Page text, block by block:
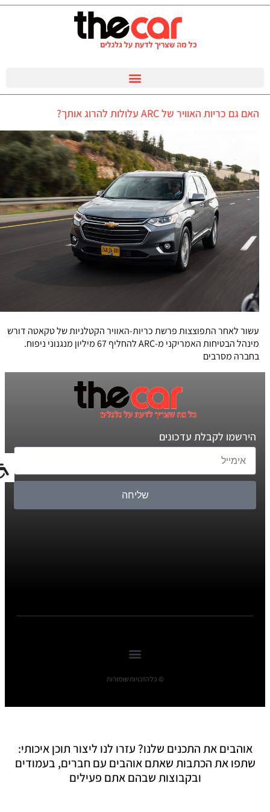
האם גם כריות האוויר של ARC עלולות להרוג אותך?
עשור לאחר התפוצצות פרשת כריות-האוויר הקטלניות של טקאטה דורש
מינהל הבטיחות האמריקני מ-ARC להחליף 67 מיליון מנגנוני ניפוח.
בחברה מסרבים
הירשמו לקבלת עדכונים
שליחה
© כל הזכויות שומורות
אוהבים את התכנים שלנו? עזרו לנו ליצור תוכן איכותי:
שתפו את הכתבות שאתם אוהבים עם חברים, בעמודים
ובקבוצות שבהם אתם פעילים